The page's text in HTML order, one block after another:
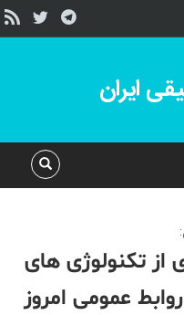
ایران
تکنولوژی های
عمومی امروز